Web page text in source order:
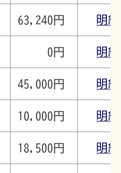
63,240円 明細
0円 明細
45,000円 明細
10,000円 明細
18,500円 明細